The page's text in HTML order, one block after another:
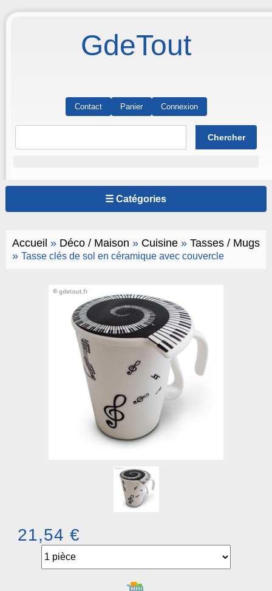
GdeTout
Contact Panier Connexion
☰ Catégories
Accueil » Déco / Maison » Cuisine» Tasses / Mugs
» Tasse clés de sol en céramique avec couvercle
21,54 €
Ajouter au panier